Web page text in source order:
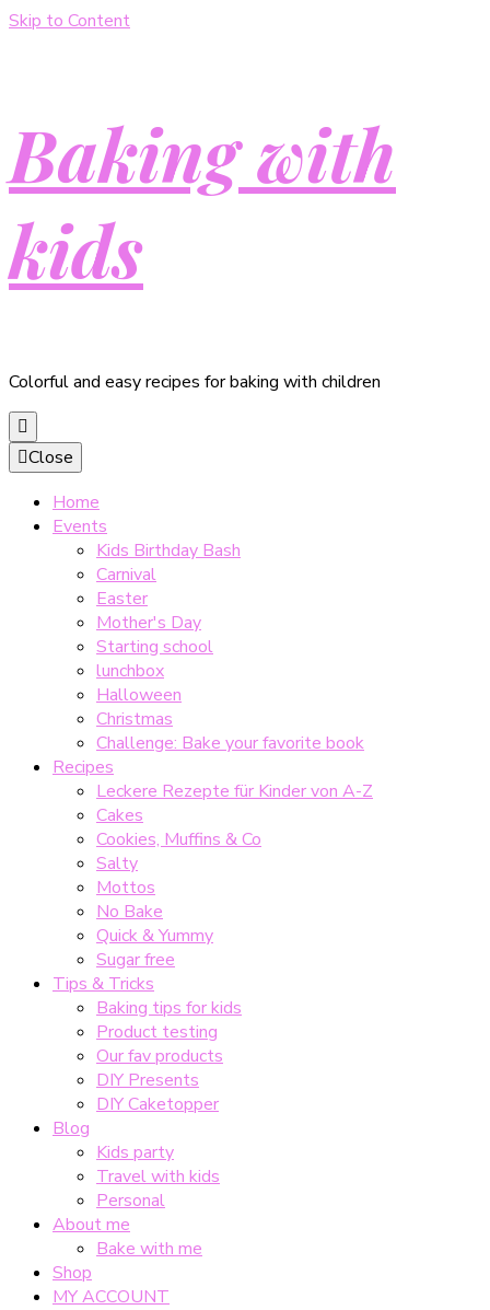
Skip to Content
Baking with
kids
Colorful and easy recipes for baking with children
Close
Home
Events
Kids Birthday Bash
Carnival
Easter
Mother's Day
Starting school
lunchbox
Halloween
Christmas
Challenge: Bake your favorite book
Recipes
Leckere Rezepte für Kinder von A-Z
Cakes
Cookies, Muffins & Co
Salty
Mottos
No Bake
Quick & Yummy
Sugar free
Tips & Tricks
Baking tips for kids
Product testing
Our fav products
DIY Presents
DIY Caketopper
Blog
Kids party
Travel with kids
Personal
About me
Bake with me
Shop
MY ACCOUNT